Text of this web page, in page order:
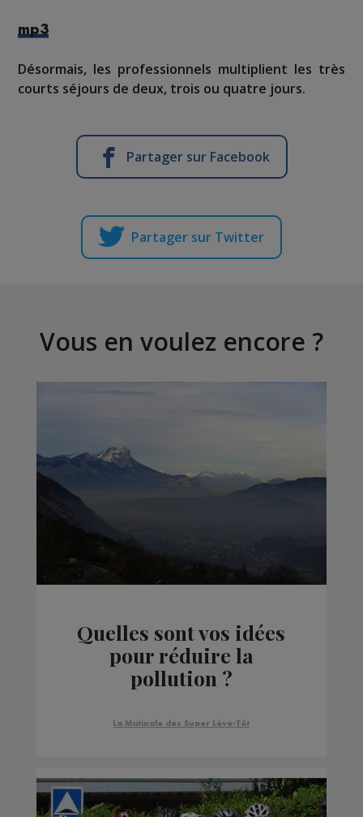
mp3
Désormais, les professionnels multiplient les très
courts séjours de deux, trois ou quatre jours.
Partager sur Facebook
Partager sur Twitter
Vous en voulez encore ?
Quelles sont vos idées
pour réduire la
pollution ?
La Matinale des Super Lève-Tôt